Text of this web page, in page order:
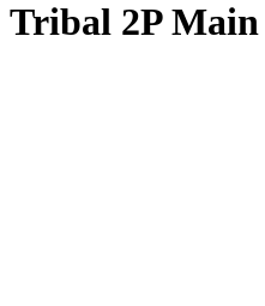
Tribal 2P Main